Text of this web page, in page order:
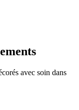
avec soin dans